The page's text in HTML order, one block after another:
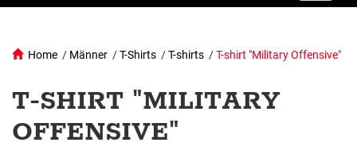
Home / Männer /T-Shirts /T-shirts /T-shirt "Military Offensive"
T-SHIRT "MILITARY
OFFENSIVE"